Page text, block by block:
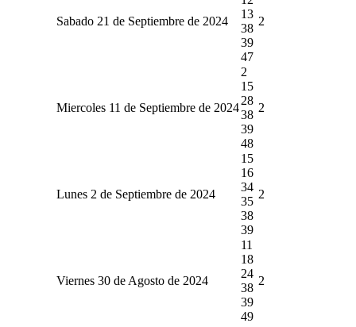
Sabado 21 de Septiembre de 2024
13
38
39
47
2
Miercoles 11 de Septiembre de 2024
2
15
28
38
39
48
2
Lunes 2 de Septiembre de 2024
15
16
34
35
38
39
2
Viernes 30 de Agosto de 2024
11
18
24
38
39
49
2